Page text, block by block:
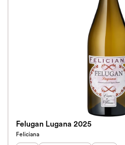
Felugan Lugana 2025
Feliciana